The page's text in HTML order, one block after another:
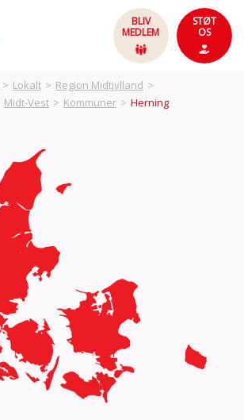
BLIV
MEDLEM
STØT
OS
> Lokalt > Region Midtjylland >
Midt-Vest > Kommuner > Herning